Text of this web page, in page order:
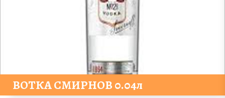
ВОТКА СМИРНОВ 0.04л